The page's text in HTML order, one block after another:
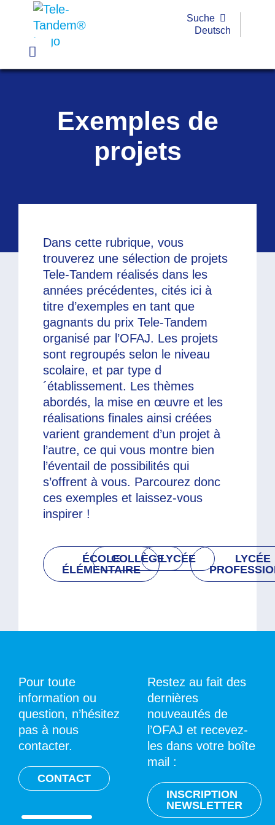
Passer
contenu
Toggle
Navigation
Exemples
Outils
FAQ
Suche
Deutsch
Exemples de
projets
Dans cette rubrique, vous
trouverez une sélection de projets
Tele-Tandem réalisés dans les
années précédentes, cités ici à
titre d’exemples en tant que
gagnants du prix Tele-Tandem
organisé par l’OFAJ. Les projets
sont regroupés selon le niveau
scolaire, et par type d
´établissement. Les thèmes
abordés, la mise en œuvre et les
réalisations finales ainsi créées
varient grandement d’un projet à
l’autre, ce qui vous montre bien
l’éventail de possibilités qui
s’offrent à vous. Parcourez donc
ces exemples et laissez-vous
inspirer !
ÉCOLE
ÉLÉMENTAIRE
COLLÈGELYCÉE
LYCÉE
Pour toute
information ou
question, n’hésitez
pas à nous
contacter.
CONTACT
Restez au fait des
dernières
nouveautés de
l’OFAJ et recevez-
les dans votre boîte
mail :
INSCRIPTION
NEWSLETTER